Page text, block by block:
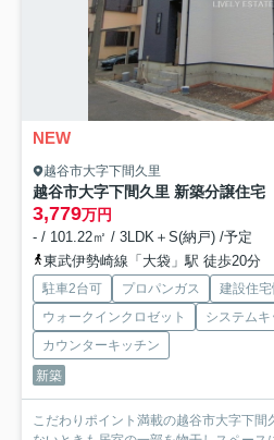
NEW
越谷市大字下間久里
越谷市大字下間久里 新築分譲住宅
3,779万円
- / 101.22㎡ / 3LDK＋S(納戸) /予定
東武伊勢崎線「大袋」駅 徒歩20分
駐車2台可 プロパンガス
建設住
ウォークインクロゼット
システムキ
カウンターキッチン
新築
こだわりポイント満載の越谷市大字下